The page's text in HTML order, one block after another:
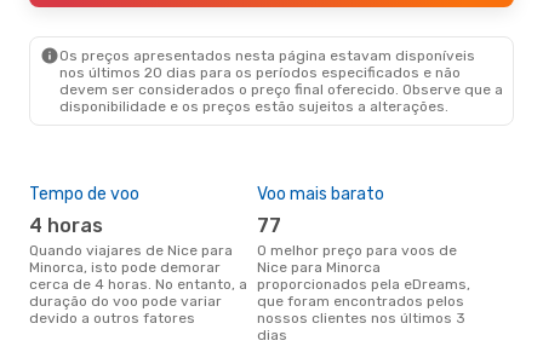
MAH- NCE
Os preços apresentados nesta página estavam disponíveis
nos últimos 20 dias para os períodos especificados e não
devem ser considerados o preço final oferecido. Observe que a
disponibilidade e os preços estão sujeitos a alterações.
Tempo de voo
4 horas
Quando viajares de Nice para
Minorca, isto pode demorar
cerca de 4 horas. No entanto, a
duração do voo pode variar
devido a outros fatores
Voo mais barato
77
O melhor preço para voos de
Nice para Minorca
proporcionados pela eDreams,
que foram encontrados pelos
nossos clientes nos últimos 3
dias